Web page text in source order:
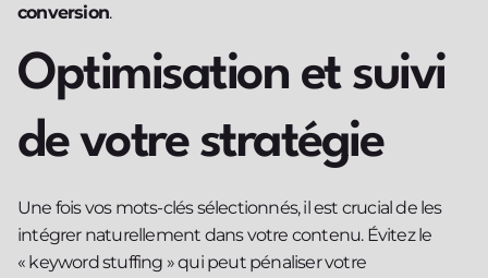
conversion.
Optimisation et suivi
de votre stratégie
Une fois vos mots-clés sélectionnés, il est crucial de les
intégrer naturellement dans votre contenu. Évitez le
« keyword stuffing » qui peut pénaliser votre